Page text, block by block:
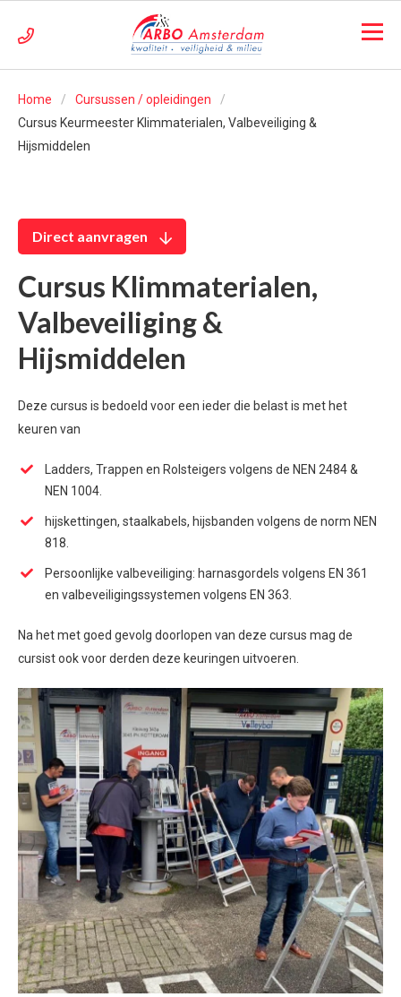
Home
Cursussen / opleidingen
Cursus Keurmeester Klimmaterialen, Valbeveiliging &
Hijsmiddelen
Direct aanvragen
Cursus Klimmaterialen,
Valbeveiliging &
Hijsmiddelen
Deze cursus is bedoeld voor een ieder die belast is met het
keuren van
Ladders, Trappen en Rolsteigers volgens de NEN 2484 &
NEN 1004.
hijskettingen, staalkabels, hijsbanden volgens de norm NEN
818.
Persoonlijke valbeveiliging: harnasgordels volgens EN 361
en valbeveiligingssystemen volgens EN 363.
Na het met goed gevolg doorlopen van deze cursus mag de
cursist ook voor derden deze keuringen uitvoeren.